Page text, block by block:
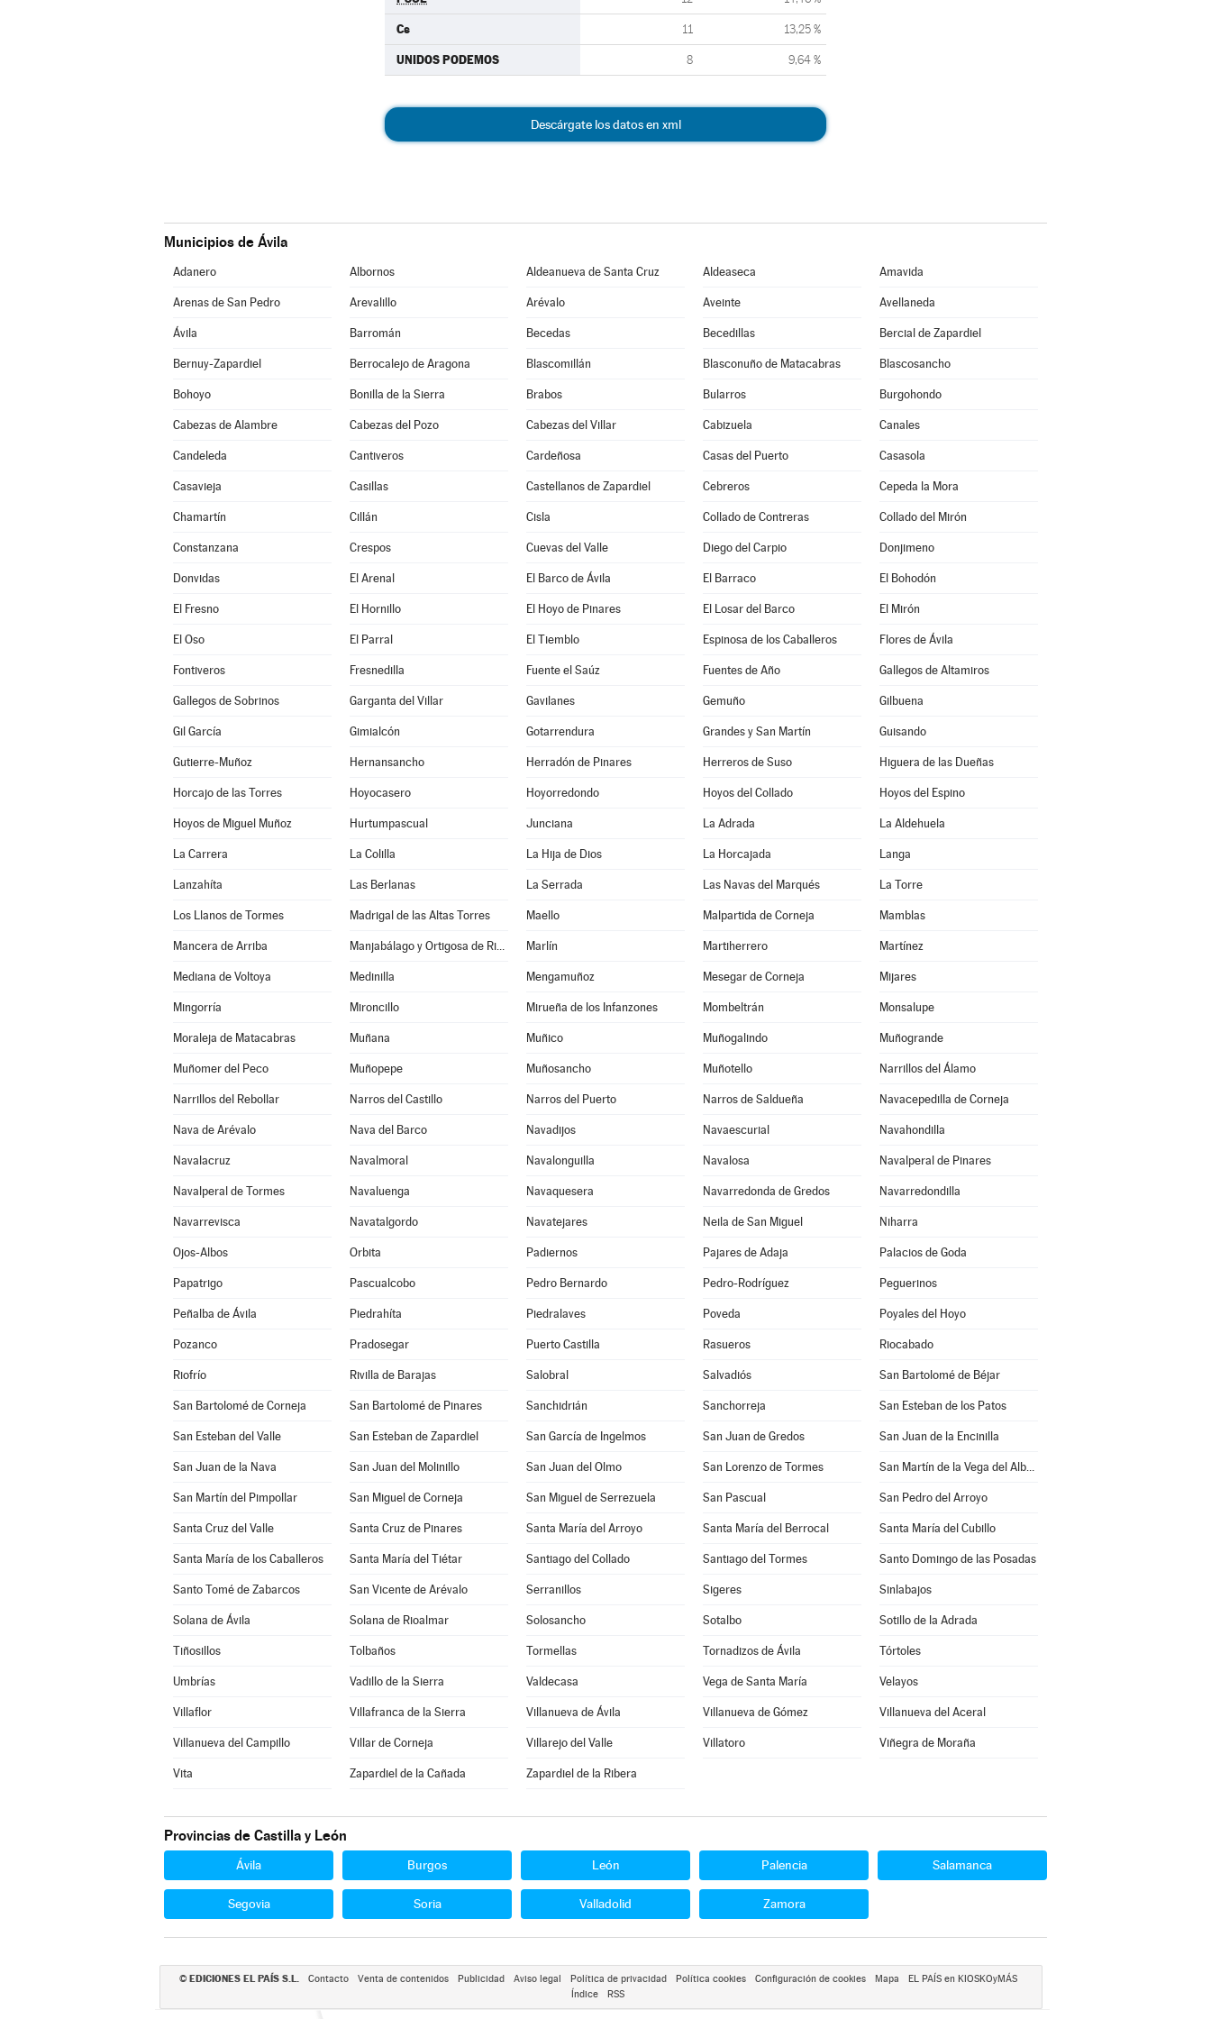
Cs 11 13,25 %
UNIDOS PODEMOS 8 9,64 %
Descárgate los datos en xml
Municipios de Ávila
Adanero Albornos Aldeanueva de Santa Cruz Aldeaseca Amavida
Arenas de San Pedro Arevalillo Arévalo Aveinte Avellaneda
Ávila Barromán Becedas Becedillas Bercial de Zapardiel
Bernuy-Zapardiel Berrocalejo de Aragona Blascomillán Blasconuño de Matacabras Blascosancho
Bohoyo Bonilla de la Sierra Brabos Bularros Burgohondo
Cabezas de Alambre Cabezas del Pozo Cabezas del Villar Cabizuela Canales
Candeleda Cantiveros Cardeñosa Casas del Puerto Casasola
Casavieja Casillas Castellanos de Zapardiel Cebreros Cepeda la Mora
Chamartín Cillán Cisla Collado de Contreras Collado del Mirón
Constanzana Crespos Cuevas del Valle Diego del Carpio Donjimeno
Donvidas El Arenal El Barco de Ávila El Barraco El Bohodón
El Fresno El Hornillo El Hoyo de Pinares El Losar del Barco El Mirón
El Oso El Parral El Tiemblo Espinosa de los Caballeros Flores de Ávila
Fontiveros Fresnedilla Fuente el Saúz Fuentes de Año Gallegos de Altamiros
Gallegos de Sobrinos Garganta del Villar Gavilanes Gemuño Gilbuena
Gil García Gimialcón Gotarrendura Grandes y San Martín Guisando
Gutierre-Muñoz Hernansancho Herradón de Pinares Herreros de Suso Higuera de las Dueñas
Horcajo de las Torres Hoyocasero Hoyorredondo Hoyos del Collado Hoyos del Espino
Hoyos de Miguel Muñoz Hurtumpascual Junciana La Adrada La Aldehuela
La Carrera La Colilla La Hija de Dios La Horcajada Langa
Lanzahíta Las Berlanas La Serrada Las Navas del Marqués La Torre
Los Llanos de Tormes Madrigal de las Altas Torres Maello Malpartida de Corneja Mamblas
Mancera de Arriba Manjabálago y Ortigosa de Rioalmar Marlín Martiherrero Martínez
Mediana de Voltoya Medinilla Mengamuñoz Mesegar de Corneja Mijares
Mingorría Mironcillo Mirueña de los Infanzones Mombeltrán Monsalupe
Moraleja de Matacabras Muñana Muñico Muñogalindo Muñogrande
Muñomer del Peco Muñopepe Muñosancho Muñotello Narrillos del Álamo
Narrillos del Rebollar Narros del Castillo Narros del Puerto Narros de Saldueña Navacepedilla de Corneja
Nava de Arévalo Nava del Barco Navadijos Navaescurial Navahondilla
Navalacruz Navalmoral Navalonguilla Navalosa Navalperal de Pinares
Navalperal de Tormes Navaluenga Navaquesera Navarredonda de Gredos Navarredondilla
Navarrevisca Navatalgordo Navatejares Neila de San Miguel Niharra
Ojos-Albos Orbita Padiernos Pajares de Adaja Palacios de Goda
Papatrigo Pascualcobo Pedro Bernardo Pedro-Rodríguez Peguerinos
Peñalba de Ávila Piedrahíta Piedralaves Poveda Poyales del Hoyo
Pozanco Pradosegar Puerto Castilla Rasueros Riocabado
Riofrío Rivilla de Barajas Salobral Salvadiós San Bartolomé de Béjar
San Bartolomé de Corneja San Bartolomé de Pinares Sanchidrián Sanchorreja San Esteban de los Patos
San Esteban del Valle San Esteban de Zapardiel San García de Ingelmos San Juan de Gredos San Juan de la Encinilla
San Juan de la Nava San Juan del Molinillo San Juan del Olmo San Lorenzo de Tormes San Martín de la Vega del Alberche
San Martín del Pimpollar San Miguel de Corneja San Miguel de Serrezuela San Pascual San Pedro del Arroyo
Santa Cruz del Valle Santa Cruz de Pinares Santa María del Arroyo Santa María del Berrocal Santa María del Cubillo
Santa María de los Caballeros Santa María del Tiétar Santiago del Collado Santiago del Tormes Santo Domingo de las Posadas
Santo Tomé de Zabarcos San Vicente de Arévalo Serranillos Sigeres Sinlabajos
Solana de Ávila Solana de Rioalmar Solosancho Sotalbo Sotillo de la Adrada
Tiñosillos Tolbaños Tormellas Tornadizos de Ávila Tórtoles
Umbrías Vadillo de la Sierra Valdecasa Vega de Santa María Velayos
Villaflor Villafranca de la Sierra Villanueva de Ávila Villanueva de Gómez Villanueva del Aceral
Villanueva del Campillo Villar de Corneja Villarejo del Valle Villatoro Viñegra de Moraña
Vita Zapardiel de la Cañada Zapardiel de la Ribera
Provincias de Castilla y León
Ávila Burgos León Palencia Salamanca
Segovia Soria Valladolid Zamora
© EDICIONES EL PAÍS S.L. Contacto Venta de contenidos Publicidad Aviso legal Política de privacidad Política cookies Configuración de cookies Mapa
EL PAÍS en KIOSKOyMÁS
Índice
RSS